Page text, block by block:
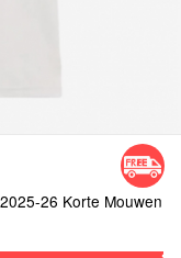
26 Korte Mouwen